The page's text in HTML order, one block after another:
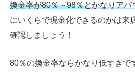
換金率が80％～98％とかなりアバ
にいくらで現金化できるのかは来
確認しましょう！
80％の換金率ならかなり低すぎで